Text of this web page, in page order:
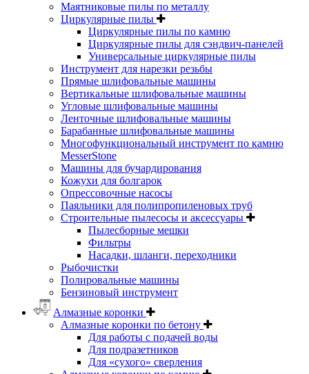
Маятниковые пилы по металлу
Циркулярные пилы
Циркулярные пилы по камню
Циркулярные пилы для сэндвич-панелей
Универсальные циркулярные пилы
Инструмент для нарезки резьбы
Прямые шлифовальные машины
Вертикальные шлифовальные машины
Угловые шлифовальные машины
Ленточные шлифовальные машины
Барабанные шлифовальные машины
Многофункциональный инструмент по камню
MesserStone
Машины для бучардирования
Кожухи для болгарок
Опрессовочные насосы
Паяльники для полипропиленовых труб
Строительные пылесосы и аксессуары
Пылесборные мешки
Фильтры
Насадки, шланги, переходники
Рыбочистки
Полировальные машины
Бензиновый инструмент
Алмазные коронки
Алмазные коронки по бетону
Для работы с подачей воды
Для подразетников
Для «сухого» сверления